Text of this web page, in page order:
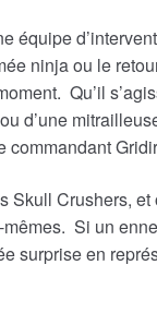
équipe
ninja ou le
Qu’il
d’une
Crushers, et
Si un
surprise en